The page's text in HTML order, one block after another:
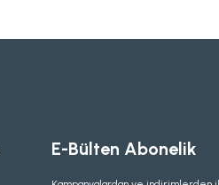
E-Bülten Abonelik